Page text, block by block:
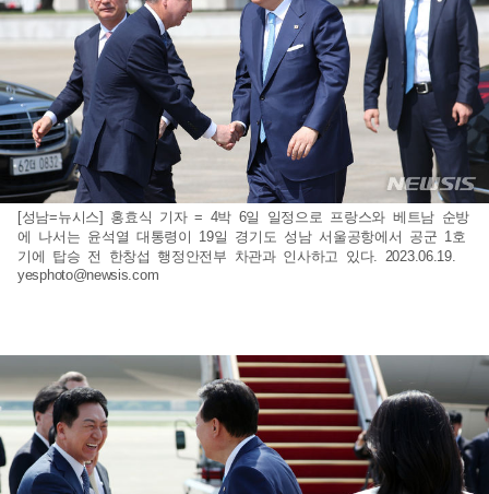
[성남=뉴시스] 홍효식 기자 = 4박 6일 일정으로 프랑스와 베트남 순방
에 나서는 윤석열 대통령이 19일 경기도 성남 서울공항에서 공군 1호
기에 탑승 전 한창섭 행정안전부 차관과 인사하고 있다. 2023.06.19.
yesphoto@newsis.com